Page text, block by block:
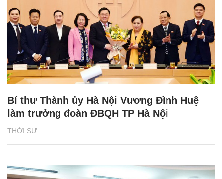
THỜI SỰ
Bí thư Thành ủy Hà Nội Vương Đình Huệ
làm trưởng đoàn ĐBQH TP Hà Nội